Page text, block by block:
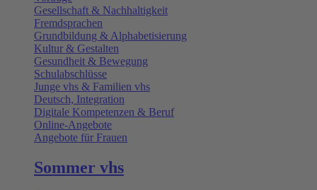
Gesellschaft & Nachhaltigkeit
Fremdsprachen
Grundbildung & Alphabetisierung
Kultur & Gestalten
Gesundheit & Bewegung
Schulabschlüsse
Junge vhs & Familien vhs
Deutsch, Integration
Digitale Kompetenzen & Beruf
Online-Angebote
Angebote für Frauen
Sommer vhs